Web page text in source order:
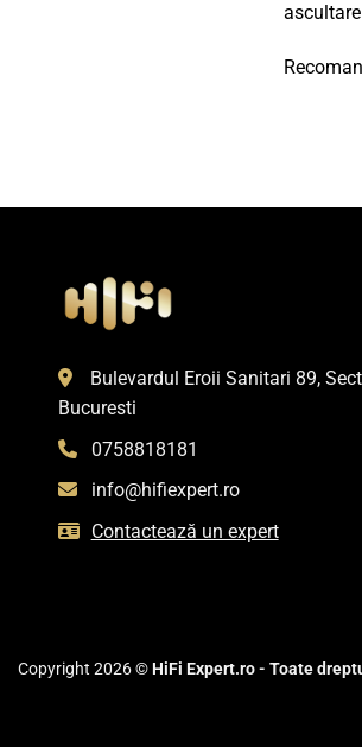
Bulevardul Eroii Sanitari 89,
Bucuresti
0758818181
info@hifiexpert.ro
Contactează un expert
Copyright 2026 ©HiFi Expert.ro - Toate